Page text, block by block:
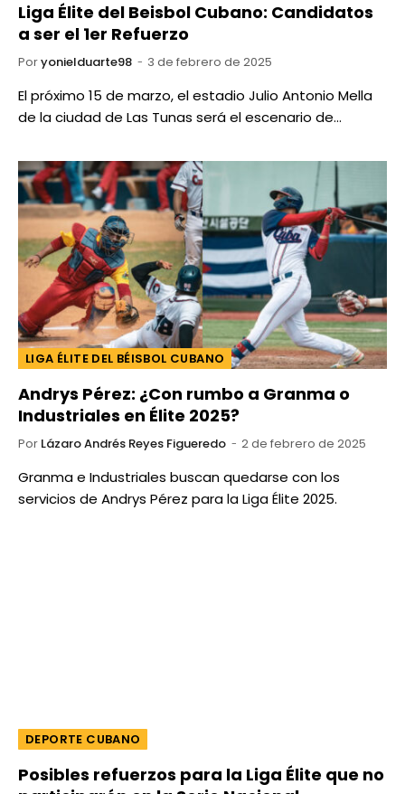
Liga Élite del Beisbol Cubano: Candidatos
a ser el 1er Refuerzo
Poryonielduarte98 3 de febrero de 2025
El próximo 15 de marzo, el estadio Julio Antonio Mella
de la ciudad de Las Tunas será el escenario de…
LIGA ÉLITE DEL BÉISBOL CUBANO
Andrys Pérez: ¿Con rumbo a Granma o
Industriales en Élite 2025?
Por Lázaro Andrés Reyes Figueredo 2 de febrero de 2025
Granma e Industriales buscan quedarse con los
servicios de Andrys Pérez para la Liga Élite 2025.
DEPORTE CUBANO
Posibles refuerzos para la Liga Élite que no